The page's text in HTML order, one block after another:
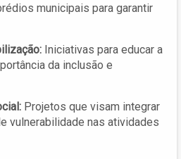
municipais para garantir
Iniciativas para educar a
da inclusão e
Projetos que visam integrar
vulnerabilidade nas atividades